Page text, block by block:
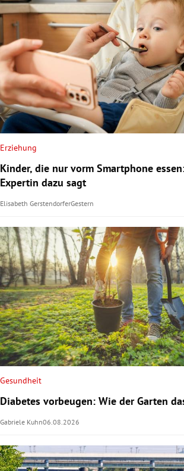
Erziehung
Kinder, die nur vorm Smartphone
Expertin dazu sagt
Elisabeth GerstendorferGestern
Gesundheit
Diabetes vorbeugen: Wie der Garten
Gabriele Kuhn06.08.2026